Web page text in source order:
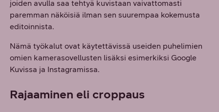
joiden avulla saa tehtyä kuvistaan vaivattomasti
paremman näköisiä ilman sen suurempaa kokemusta
editoinnista.
Nämä työkalut ovat käytettävissä useiden puhelimien
omien kamerasovellusten lisäksi esimerkiksi Google
Kuvissa ja Instagramissa.
Rajaaminen eli croppaus